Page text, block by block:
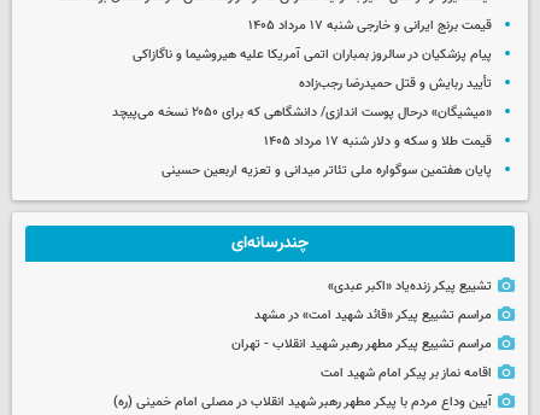
قیمت برنج ایرانی و خارجی شنبه ۱۷ مرداد ۱۴۰۵
پیام پزشکیان در سالروز بمباران اتمی آمریکا علیه هیروشیما و ناگازاکی
تأیید ربایش و قتل حمیدرضا رجب‌زاده
«میشیگان» درحال پوست اندازی/ دانشگاهی که برای ۲۰۵۰ نسخه می‌پیچد
قیمت طلا و سکه و دلار شنبه ۱۷ مرداد ۱۴۰۵
پایان هفتمین سوگواره ملی تئاتر میدانی و تعزیه اربعین حسینی
چندرسانه‌ای
تشییع پیکر زنده‌یاد «اکبر عبدی»
مراسم تشییع پیکر «قائد شهید امت» در مشهد
مراسم تشییع پیکر مطهر رهبر شهید انقلاب - تهران
اقامه نماز بر پیکر امام شهید امت
آیین وداع مردم با پیکر مطهر رهبر شهید انقلاب در مصلی امام خمینی (ره)